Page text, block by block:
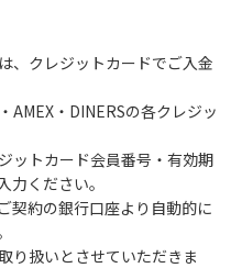
による焚き火、キャンプフ
トサウナの設置
川は、上流で雨が降ると短
と大変危険な状態になりや
される事故が数件起きてい
、クレジットカードでご入金
AMEX・DINERSの各クレジッ
ットカード会員番号・有効期
ください。
契約の銀行口座より自動的に
り扱いとさせていただきま